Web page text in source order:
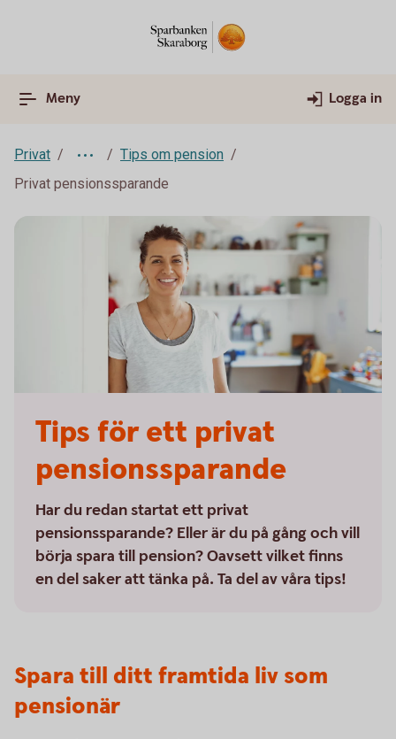
Meny Logga in
Privat
Tips om pension
Privat pensionssparande
Tips för ett privat
pensionssparande
Har du redan startat ett privat
pensionssparande? Eller är du på gång och vill
börja spara till pension? Oavsett vilket finns
en del saker att tänka på. Ta del av våra tips!
Spara till ditt framtida liv som
pensionär